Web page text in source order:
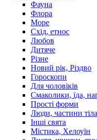
Фауна
Флора
Море
Схід, етнос
Любов
Дитяче
Різне
Новий рік, Різдво
Гороскопи
Для чоловіків
Смаколики, їда,
Прості форми
Люди, частини тіла
Інші свята
Містика, Хелоуїн